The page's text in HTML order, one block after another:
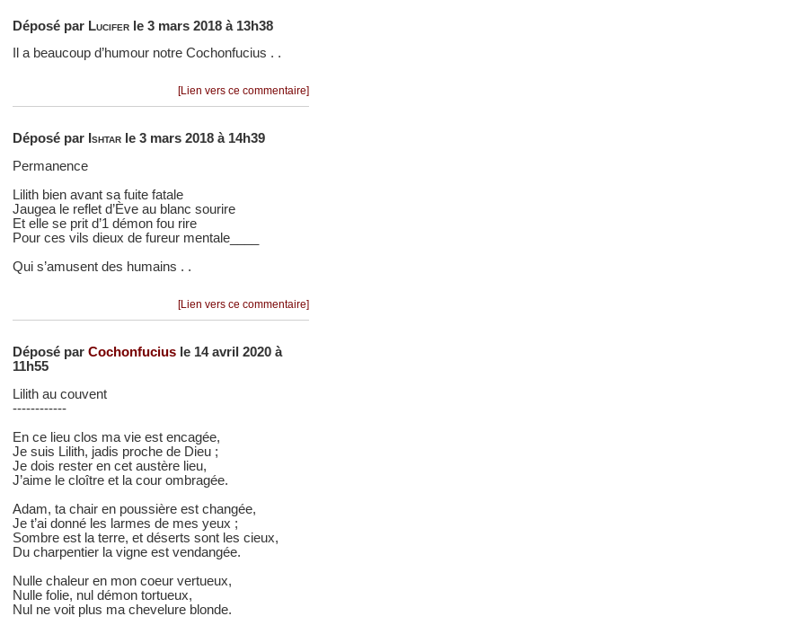
Déposé par Lucifer le 3 mars 2018 à 13h38
Il a beaucoup d’humour notre Cochonfucius . .
[Lien vers ce commentaire]
Déposé par Ishtar le 3 mars 2018 à 14h39
Permanence
Lilith bien avant sa fuite fatale
Jaugea le reflet d’Ève au blanc sourire
Et elle se prit d’1 démon fou rire
Pour ces vils dieux de fureur mentale____
Qui s’amusent des humains . .
[Lien vers ce commentaire]
Déposé par Cochonfucius le 14 avril 2020 à
11h55
Lilith au couvent
------------
En ce lieu clos ma vie est encagée,
Je suis Lilith, jadis proche de Dieu ;
Je dois rester en cet austère lieu,
J’aime le cloître et la cour ombragée.
Adam, ta chair en poussière est changée,
Je t’ai donné les larmes de mes yeux ;
Sombre est la terre, et déserts sont les cieux,
Du charpentier la vigne est vendangée.
Nulle chaleur en mon coeur vertueux,
Nulle folie, nul démon tortueux,
Nul ne voit plus ma chevelure blonde.